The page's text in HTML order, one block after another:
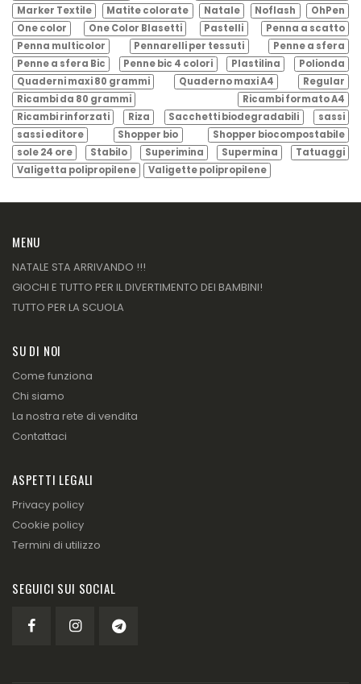
Marker Textile
Matite colorate Natale Noflash
OhPen
One color
One Color Blasetti Pastelli
Penna a scatto
Penna multicolor
Pennarelli per tessuti
Penne a sfera
Penne a sfera Bic
Penne bic 4 colori Plastilina
Polionda
Quaderni maxi 80 grammi
Quaderno maxi A4
Regular
Ricambi da 80 grammi
Ricambi formato A4
Ricambi rinforzati
Riza Sacchetti biodegradabili
sassi
sassi editore
Shopper bio
Shopper biocompostabile
sole 24 ore
Stabilo Superimina Supermina
Tatuaggi
Valigetta polipropilene
Valigette polipropilene
MENU
NATALE STA ARRIVANDO !!!
GIOCHI E TUTTO PER IL DIVERTIMENTO DEI BAMBINI!
TUTTO PER LA SCUOLA
SU DI NOI
Come funziona
Chi siamo
La nostra rete di vendita
Contattaci
ASPETTI LEGALI
Privacy policy
Cookie policy
Termini di utilizzo
SEGUICI SUI SOCIAL